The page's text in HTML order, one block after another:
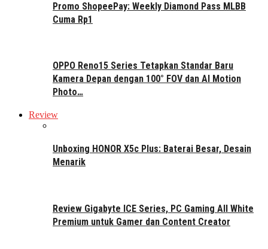
Promo ShopeePay: Weekly Diamond Pass MLBB
Cuma Rp1
OPPO Reno15 Series Tetapkan Standar Baru
Kamera Depan dengan 100° FOV dan AI Motion
Photo…
Review
Unboxing HONOR X5c Plus: Baterai Besar, Desain
Menarik
Review Gigabyte ICE Series, PC Gaming All White
Premium untuk Gamer dan Content Creator